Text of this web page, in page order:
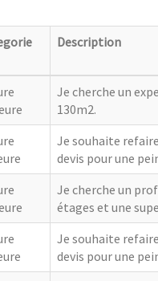
Description
Je cherche un
130m2.
Je souhaite
devis pour une
Je cherche un
étages et une
Je souhaite
devis pour une